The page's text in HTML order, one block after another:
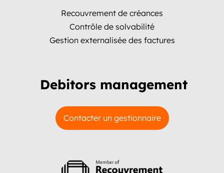
Recouvrement de créances
Contrôle de solvabilité
Gestion externalisée des factures
Debitors management
Contacter un gestionnaire